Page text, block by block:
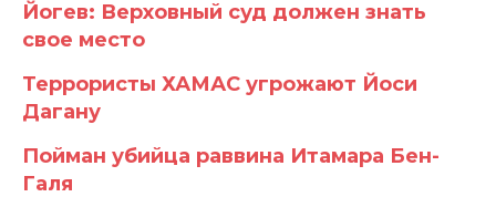
Йогев: Верховный суд должен знать
свое место
Террористы ХАМАС угрожают Йоси
Дагану
Пойман убийца раввина Итамара Бен-
Галя